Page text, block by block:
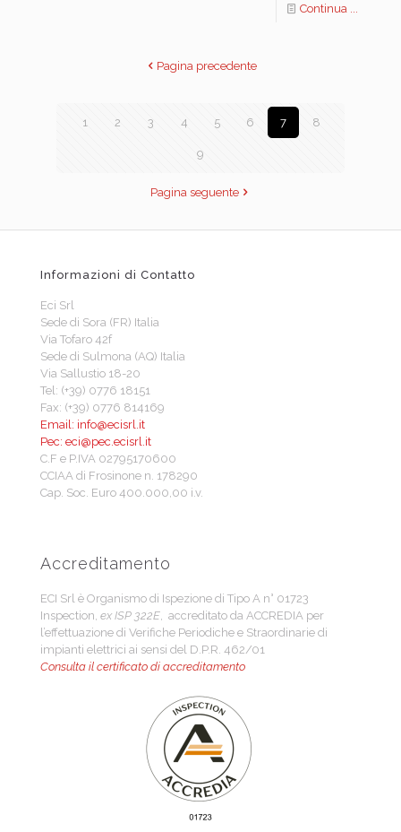
Continua ...
Pagina precedente
1 2 3 4 5 6 7 8
9
Pagina seguente
Informazioni di Contatto
Eci Srl
Sede di Sora (FR) Italia
Via Tofaro 42f
Sede di Sulmona (AQ) Italia
Via Sallustio 18-20
Tel: (+39) 0776 18151
Fax: (+39) 0776 814169
Email: info@ecisrl.it
Pec: eci@pec.ecisrl.it
C.F e P.IVA 02795170600
CCIAA di Frosinone n. 178290
Cap. Soc. Euro 400.000,00 i.v.
Accreditamento
ECI Srl è Organismo di Ispezione di Tipo A n° 01723
Inspection, ex ISP 322E , accreditato da ACCREDIA per
l’effettuazione di Verifiche Periodiche e Straordinarie di
impianti elettrici ai sensi del D.P.R. 462/01
Consulta il certificato di accreditamento